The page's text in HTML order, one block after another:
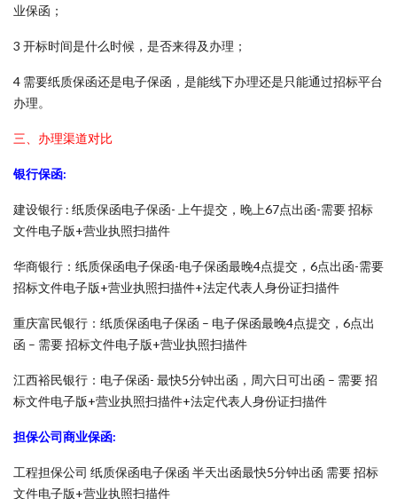
业保函；
3 开标时间是什么时候，是否来得及办理；
4 需要纸质保函还是电子保函，是能线下办理还是只能通过招标平台
办理。
三、办理渠道对比
银行保函:
建设银行 : 纸质保函电子保函- 上午提交，晚上67点出函-需要 招标
文件电子版+营业执照扫描件
华商银行：纸质保函电子保函-电子保函最晚4点提交，6点出函-需要
招标文件电子版+营业执照扫描件+法定代表人身份证扫描件
重庆富民银行：纸质保函电子保函 – 电子保函最晚4点提交，6点出
函 – 需要 招标文件电子版+营业执照扫描件
江西裕民银行：电子保函- 最快5分钟出函，周六日可出函 – 需要 招
标文件电子版+营业执照扫描件+法定代表人身份证扫描件
担保公司商业保函:
工程担保公司 纸质保函电子保函 半天出函最快5分钟出函 需要 招标
文件电子版+营业执照扫描件